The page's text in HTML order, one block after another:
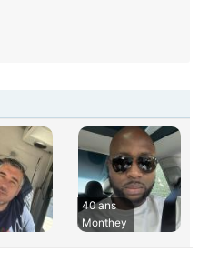
40 ans
Monthey